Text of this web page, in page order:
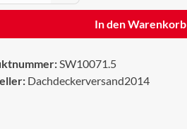
In den Warenkorb
SW10071.5
Dachdeckerversand2014